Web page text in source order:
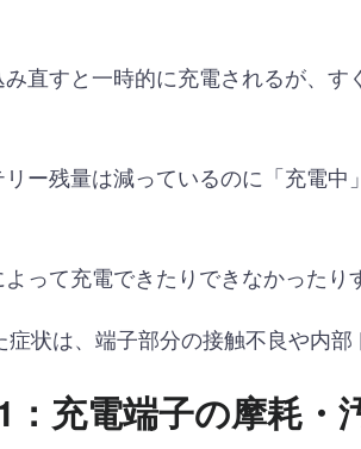
み直すと一時的に充電されるが、す
ー残量は減っているのに「充電中
って充電できたりできなかったり
症状は、端子部分の接触不良や内部
：充電端子の摩耗・